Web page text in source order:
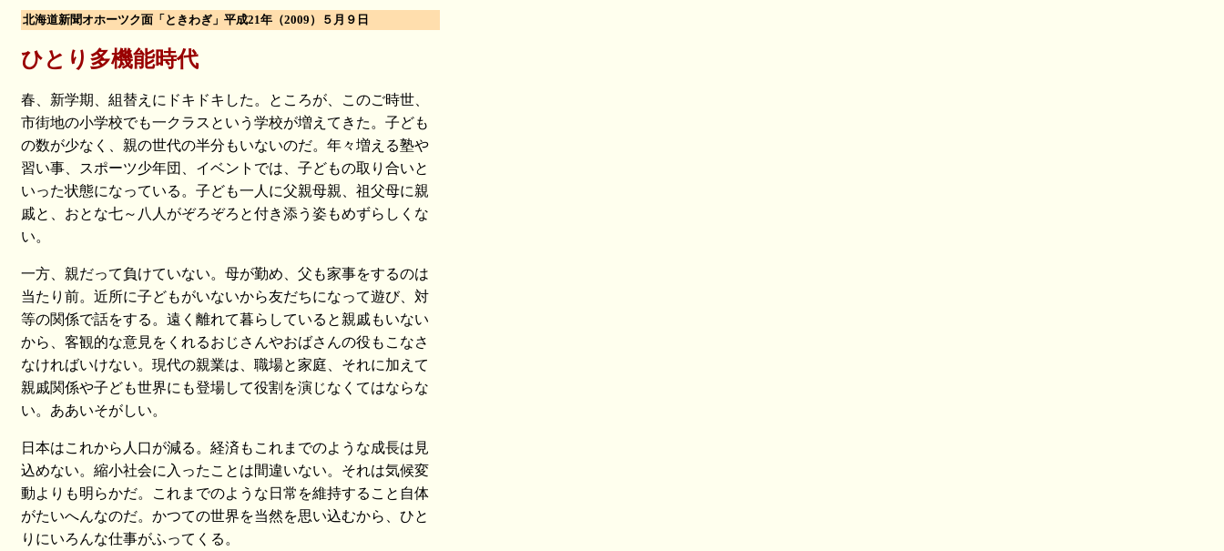
北海道新聞オホーツク面「ときわぎ」平成21年（2009）５月９日
ひとり多機能時代
春、新学期、組替えにドキドキした。ところが、このご時世、
市街地の小学校でも一クラスという学校が増えてきた。子ども
の数が少なく、親の世代の半分もいないのだ。年々増える塾や
習い事、スポーツ少年団、イベントでは、子どもの取り合いと
いった状態になっている。子ども一人に父親母親、祖父母に親
戚と、おとな七～八人がぞろぞろと付き添う姿もめずらしくな
い。
一方、親だって負けていない。母が勤め、父も家事をするのは
当たり前。近所に子どもがいないから友だちになって遊び、対
等の関係で話をする。遠く離れて暮らしていると親戚もいない
から、客観的な意見をくれるおじさんやおばさんの役もこなさ
なければいけない。現代の親業は、職場と家庭、それに加えて
親戚関係や子ども世界にも登場して役割を演じなくてはならな
い。ああいそがしい。
日本はこれから人口が減る。経済もこれまでのような成長は見
込めない。縮小社会に入ったことは間違いない。それは気候変
動よりも明らかだ。これまでのような日常を維持すること自体
がたいへんなのだ。かつての世界を当然を思い込むから、ひと
りにいろんな仕事がふってくる。